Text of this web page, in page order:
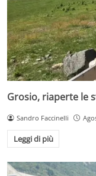
Grosio, riaperte le
Sandro Faccinelli
Leggi di più